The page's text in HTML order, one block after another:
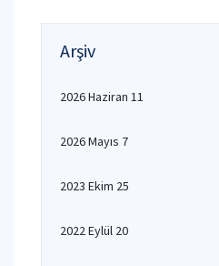
Arşiv
2026 Haziran 11
2026 Mayıs 7
2023 Ekim 25
2022 Eylül 20